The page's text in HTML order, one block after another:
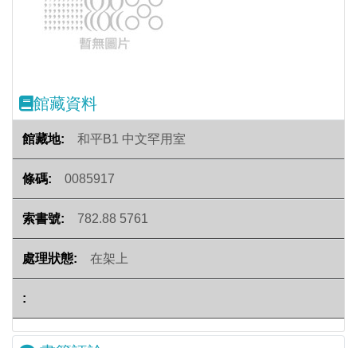
Previous
館藏資料
和平B1 中文罕用室
0085917
782.88 5761
在架上